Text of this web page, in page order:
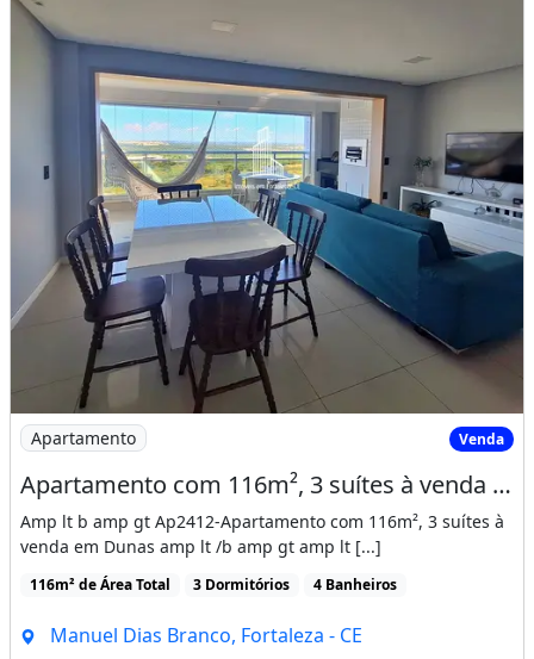
Imagem: Apartamento com 116m², 3 suítes à venda
Apartamento Venda
Apartamento com 116m², 3 suítes à venda em Dunas
Amp lt b amp gt Ap2412-Apartamento com 116m², 3 suítes à
venda em Dunas amp lt /b amp gt amp lt [...]
116m² de Área Total 3 Dormitórios 4 Banheiros
Manuel Dias Branco, Fortaleza - CE